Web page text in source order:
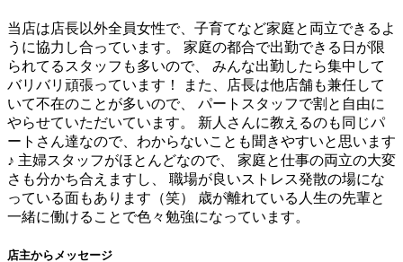
当店は店長以外全員女性で、子育てなど家庭と両立できるよ
うに協力し合っています。 家庭の都合で出勤できる日が限
られてるスタッフも多いので、 みんな出勤したら集中して
バリバリ頑張っています！ また、店長は他店舗も兼任して
いて不在のことが多いので、 パートスタッフで割と自由に
やらせていただいています。 新人さんに教えるのも同じパ
ートさん達なので、わからないことも聞きやすいと思います
♪ 主婦スタッフがほとんどなので、 家庭と仕事の両立の大変
さも分かち合えますし、 職場が良いストレス発散の場にな
っている面もあります（笑） 歳が離れている人生の先輩と
一緒に働けることで色々勉強になっています。
店主からメッセージ